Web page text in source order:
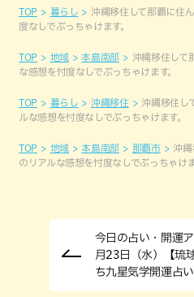
TOP 暮らし
沖縄移住して那覇に住
度なしでぶっちゃけます。
TOP 地域 本島南部
沖縄移住して
な感想を忖度なしでぶっちゃけます。
TOP 暮らし 沖縄移住
沖縄移住し
ルな感想を忖度なしでぶっちゃけます。
TOP 地域 本島南部 那覇市
沖縄
のリアルな感想を忖度なしでぶっちゃけま
今日の占い・開運
月23日（水）【琉
ち九星気学開運占い